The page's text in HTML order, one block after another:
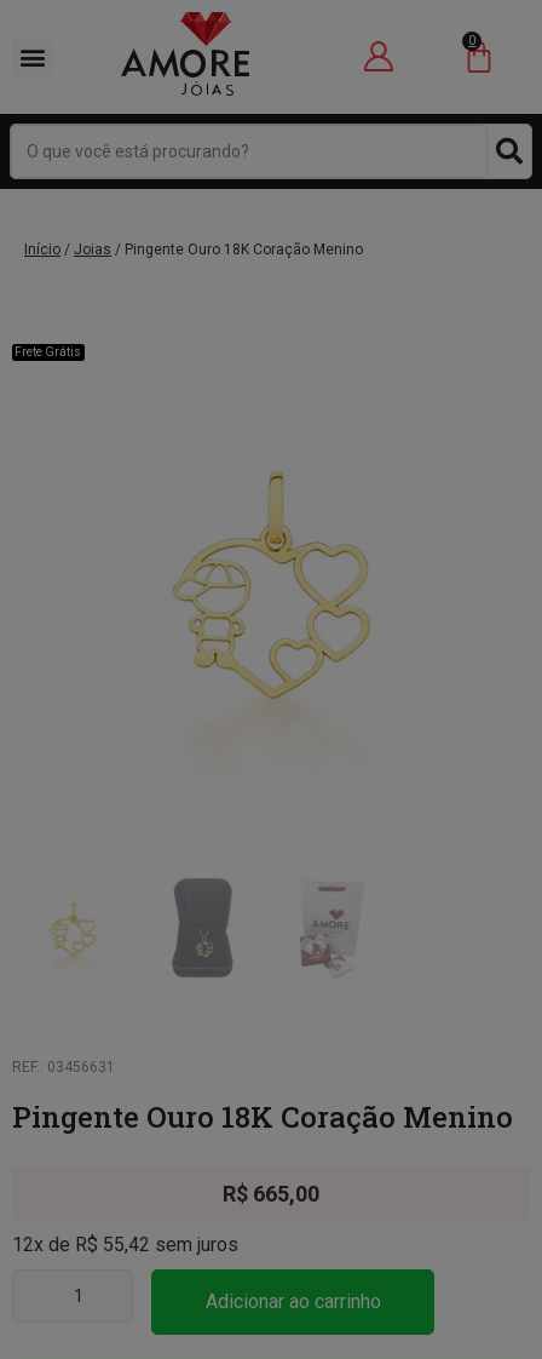
0
Início / Joias / Pingente Ouro 18K Coração Menino
Frete Grátis
REF.: 03456631
Pingente Ouro 18K Coração Menino
R$ 665,00
12x de R$ 55,42 sem juros
Adicionar ao carrinho